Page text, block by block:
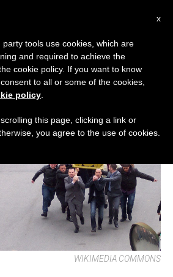
WIKIMEDIA COMMONS
x
tools use cookies, which are
and required to achieve the
cookie policy. If you want to know
to all or some of the cookies,
policy
this page, clicking a link or
you agree to the use of cookies.